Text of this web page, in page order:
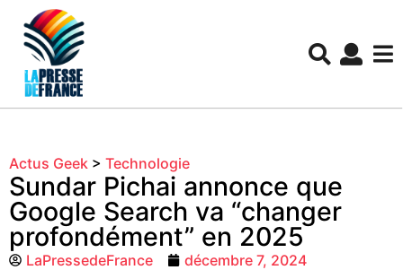
Actus Geek > Technologie
Sundar Pichai annonce que
Google Search va “changer
profondément” en 2025
LaPressedeFrance
décembre 7, 2024